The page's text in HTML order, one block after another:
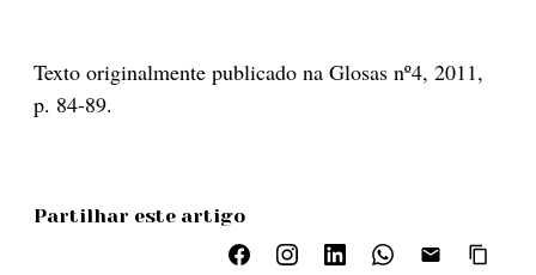
Texto originalmente publicado na Glosas nº4, 2011,
p. 84-89.
Partilhar este artigo